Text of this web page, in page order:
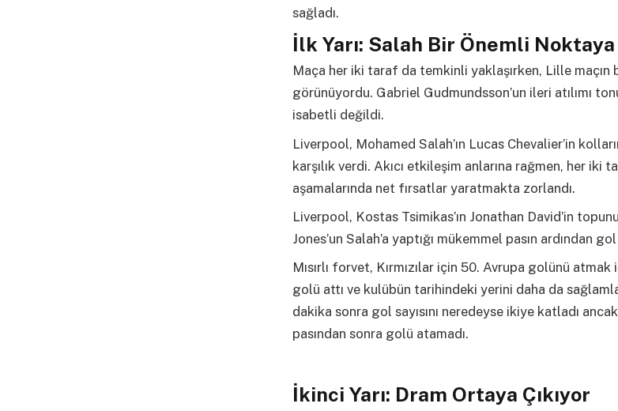
sağladı.
İlk Yarı: Salah Bir Önemli Noktaya
Maça her iki taraf da temkinli yaklaşırken, Lille maçın
görünüyordu. Gabriel Gudmundsson’un ileri atılımı
isabetli değildi.
Liverpool, Mohamed Salah’ın Lucas Chevalier’in
karşılık verdi. Akıcı etkileşim anlarına rağmen, her iki
aşamalarında net fırsatlar yaratmakta zorlandı.
Liverpool, Kostas Tsimikas’ın Jonathan David’in
Jones’un Salah’a yaptığı mükemmel pasın ardından
Mısırlı forvet, Kırmızılar için 50. Avrupa golünü
golü attı ve kulübün tarihindeki yerini daha da
dakika sonra gol sayısını neredeyse ikiye katladı
pasından sonra golü atamadı.
İkinci Yarı: Dram Ortaya Çıkıyor